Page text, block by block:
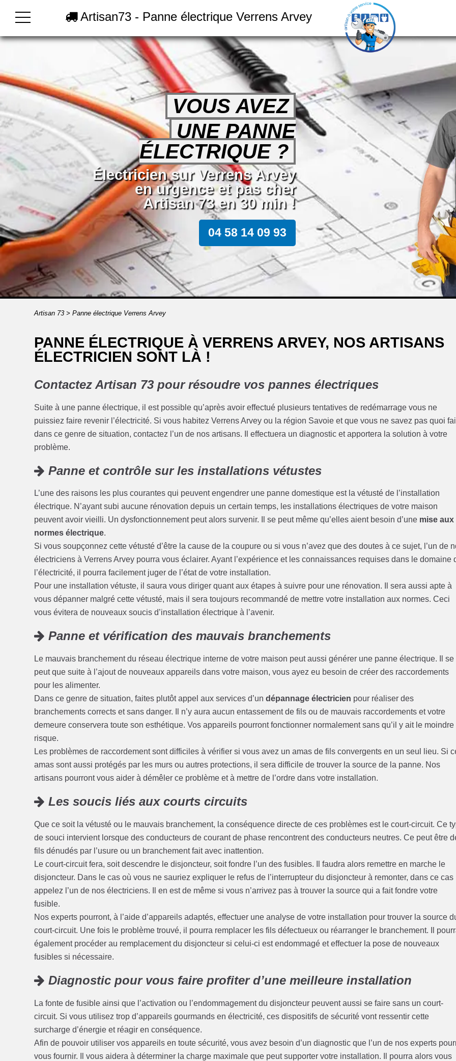
Artisan73 - Panne électrique Verrens Arvey
VOUS AVEZ
UNE PANNE
ÉLECTRIQUE ?
Électricien sur Verrens Arvey
en urgence et pas cher
Artisan 73 en 30 min !
04 58 14 09 93
Artisan 73> Panne électrique Verrens Arvey
PANNE ÉLECTRIQUE À VERRENS ARVEY, NOS ARTISANS
ÉLECTRICIEN SONT LÀ !
Contactez Artisan 73 pour résoudre vos pannes électriques
Suite à une panne électrique, il est possible qu’après avoir effectué plusieurs tentatives de redémarrage vous ne
puissiez faire revenir l’électricité. Si vous habitez Verrens Arvey ou la région Savoie et que vous ne savez pas quoi
dans ce genre de situation, contactez l’un de nos artisans. Il effectuera un diagnostic et apportera la solution à votre
problème.
Panne et contrôle sur les installations vétustes
L’une des raisons les plus courantes qui peuvent engendrer une panne domestique est la vétusté de l’installation
électrique. N’ayant subi aucune rénovation depuis un certain temps, les installations électriques de votre maison
peuvent avoir vieilli. Un dysfonctionnement peut alors survenir. Il se peut même qu’elles aient besoin d’une mise aux
normes électrique.
Si vous soupçonnez cette vétusté d’être la cause de la coupure ou si vous n’avez que des doutes à ce sujet, l’un de
électriciens à Verrens Arvey pourra vous éclairer. Ayant l’expérience et les connaissances requises dans le domaine
l’électricité, il pourra facilement juger de l’état de votre installation.
Pour une installation vétuste, il saura vous diriger quant aux étapes à suivre pour une rénovation. Il sera aussi apte à
vous dépanner malgré cette vétusté, mais il sera toujours recommandé de mettre votre installation aux normes. Ceci
vous évitera de nouveaux soucis d’installation électrique à l’avenir.
Panne et vérification des mauvais branchements
Le mauvais branchement du réseau électrique interne de votre maison peut aussi générer une panne électrique. Il se
peut que suite à l’ajout de nouveaux appareils dans votre maison, vous ayez eu besoin de créer des raccordements
pour les alimenter.
Dans ce genre de situation, faites plutôt appel aux services d’undépannage électricien pour réaliser des
branchements corrects et sans danger. Il n’y aura aucun entassement de fils ou de mauvais raccordements et votre
demeure conservera toute son esthétique. Vos appareils pourront fonctionner normalement sans qu’il y ait le moindre
risque.
Les problèmes de raccordement sont difficiles à vérifier si vous avez un amas de fils convergents en un seul lieu. Si
amas sont aussi protégés par les murs ou autres protections, il sera difficile de trouver la source de la panne. Nos
artisans pourront vous aider à démêler ce problème et à mettre de l’ordre dans votre installation.
Les soucis liés aux courts circuits
Que ce soit la vétusté ou le mauvais branchement, la conséquence directe de ces problèmes est le court-circuit. Ce
de souci intervient lorsque des conducteurs de courant de phase rencontrent des conducteurs neutres. Ce peut être
fils dénudés par l’usure ou un branchement fait avec inattention.
Le court-circuit fera, soit descendre le disjoncteur, soit fondre l’un des fusibles. Il faudra alors remettre en marche le
disjoncteur. Dans le cas où vous ne sauriez expliquer le refus de l’interrupteur du disjoncteur à remonter, dans ce cas
appelez l’un de nos électriciens. Il en est de même si vous n’arrivez pas à trouver la source qui a fait fondre votre
fusible.
Nos experts pourront, à l’aide d’appareils adaptés, effectuer une analyse de votre installation pour trouver la source
court-circuit. Une fois le problème trouvé, il pourra remplacer les fils défectueux ou réarranger le branchement. Il
également procéder au remplacement du disjoncteur si celui-ci est endommagé et effectuer la pose de nouveaux
fusibles si nécessaire.
Diagnostic pour vous faire profiter d’une meilleure installation
La fonte de fusible ainsi que l’activation ou l’endommagement du disjoncteur peuvent aussi se faire sans un court-
circuit. Si vous utilisez trop d’appareils gourmands en électricité, ces dispositifs de sécurité vont ressentir cette
surcharge d’énergie et réagir en conséquence.
Afin de pouvoir utiliser vos appareils en toute sécurité, vous avez besoin d’un diagnostic que l’un de nos experts
vous fournir. Il vous aidera à déterminer la charge maximale que peut supporter votre installation. Il pourra alors vous